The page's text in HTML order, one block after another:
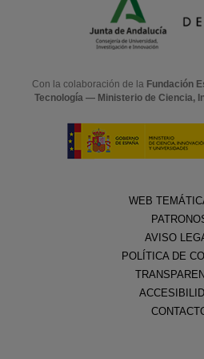
Con la colaboración de la Fundación
Tecnología — Ministerio de Ciencia,
WEB
AVISO
POLÍTICA DE